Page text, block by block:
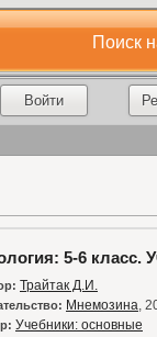
Поиск
5-6 класс.
Трайтак Д.И.
Мнемозина,
Учебники: основные